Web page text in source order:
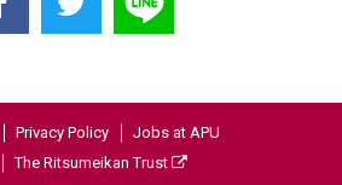
Privacy Policy
Jobs at APU
The Ritsumeikan Trust